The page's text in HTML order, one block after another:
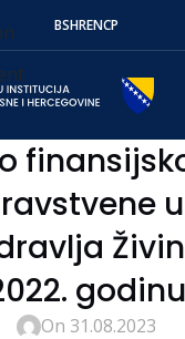
BSHRENСР
godinu
On 31.08.2023